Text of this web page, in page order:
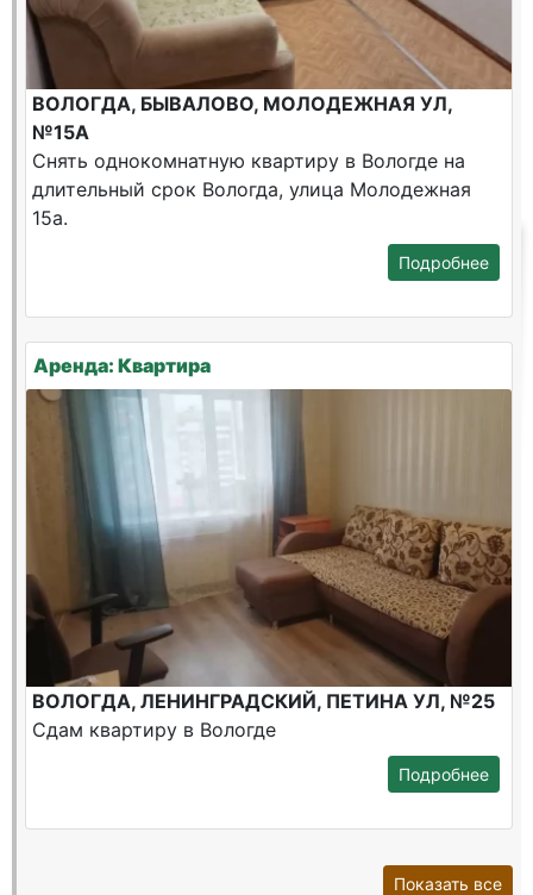
ВОЛОГДА, БЫВАЛОВО, МОЛОДЕЖНАЯ УЛ,
№15А
Снять однокомнатную квартиру в Вологде на
длительный срок Вологда, улица Молодежная
15а.
Подробнее
Аренда: Квартира
ВОЛОГДА, ЛЕНИНГРАДСКИЙ, ПЕТИНА УЛ, №25
Сдам квартиру в Вологде
Подробнее
Показать все